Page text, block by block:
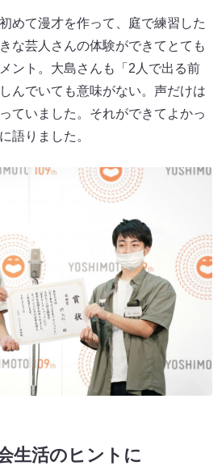
めて漫才を作って、庭で練習した
な芸人さんの体験ができてとても
ント。大島さんも「2人で出る前
んでいても意味がない。声だけは
ていました。それができてよかっ
語りました。
生活のヒントに